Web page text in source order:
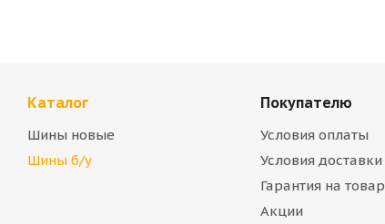
Каталог
Шины новые
Шины б/у
Покупателю
Условия оплаты
Условия доставки
Гарантия на товар
Акции